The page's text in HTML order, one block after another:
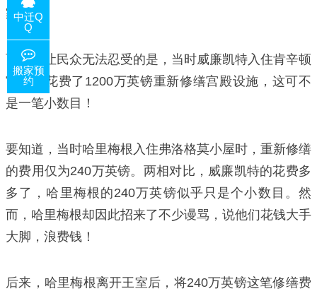
家。
而且最让民众无法忍受的是，当时威廉凯特入住肯辛顿
宫时，花费了1200万英镑重新修缮宫殿设施，这可不
是一笔小数目！
要知道，当时哈里梅根入住弗洛格莫小屋时，重新修缮
的费用仅为240万英镑。两相对比，威廉凯特的花费多
多了，哈里梅根的240万英镑似乎只是个小数目。然
而，哈里梅根却因此招来了不少谩骂，说他们花钱大手
大脚，浪费钱！
后来，哈里梅根离开王室后，将240万英镑这笔修缮费
中迁Q
Q
搬家预
约